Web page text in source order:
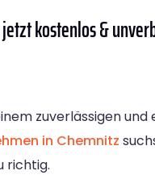
kostenlos &
zuverlässigen
in Chemnitz
richtig.